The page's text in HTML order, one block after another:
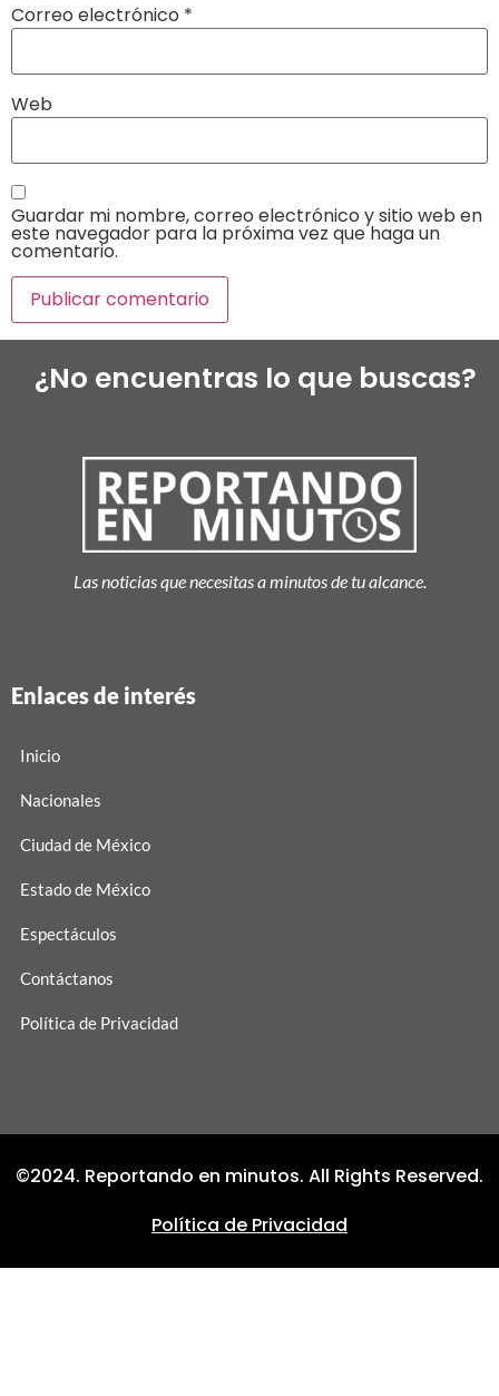
Correo electrónico *
Web
Guardar mi nombre, correo electrónico y sitio web en
este navegador para la próxima vez que haga un
comentario.
¿No encuentras lo que buscas?
Las noticias que necesitas a minutos de tu alcance.
Enlaces de interés
Inicio
Nacionales
Ciudad de México
Estado de México
Espectáculos
Contáctanos
Política de Privacidad
©2024. Reportando en minutos. All Rights Reserved.
Política de Privacidad